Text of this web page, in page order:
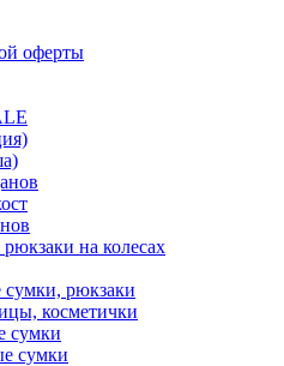
оферты
на колесах
рюкзаки
косметички
сумки
сумки